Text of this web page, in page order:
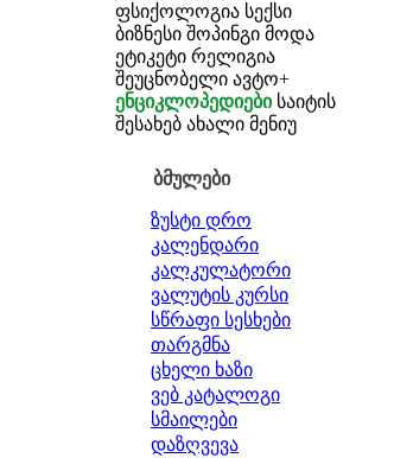
ფსიქოლოგია სექსი
ბიზნესი შოპინგი მოდა
ეტიკეტი რელიგია
შეუცნობელი ავტო+
ენციკლოპედიები საიტის
შესახებ ახალი მენიუ
ბმულები
ზუსტი დრო
კალენდარი
კალკულატორი
ვალუტის კურსი
სწრაფი სესხები
თარგმნა
ცხელი ხაზი
ვებ კატალოგი
სმაილები
დაზღვევა